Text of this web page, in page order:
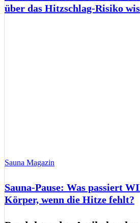
über das Hitzschlag-Risiko
Sauna Magazin
Sauna-Pause: Was passiert
Körper, wenn die Hitze fehlt?